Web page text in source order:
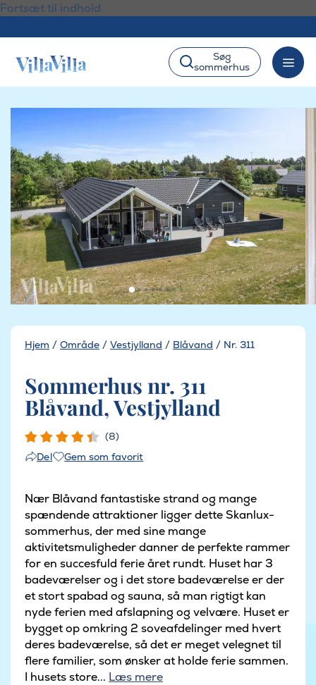
Fortsæt til indhold
Søg
sommerhus
Hjem / Område / Vestjylland / Blåvand / Nr. 311
Sommerhus nr. 311
Blåvand, Vestjylland
(8)
Del
Gem som favorit
Nær Blåvand fantastiske strand og mange
spændende attraktioner ligger dette Skanlux-
sommerhus, der med sine mange
aktivitetsmuligheder danner de perfekte rammer
for en succesfuld ferie året rundt. Huset har 3
badeværelser og i det store badeværelse er der
et stort spabad og sauna, så man rigtigt kan
nyde ferien med afslapning og velvære. Huset er
bygget op omkring 2 soveafdelinger med hvert
deres badeværelse, så det er meget velegnet til
flere familier, som ønsker at holde ferie sammen.
I husets store... Læs mere